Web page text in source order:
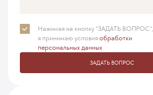
Нажимая на кнопку "ЗАДАТЬ ВОПРОС",
я принимаюусловияобработки
персональных данных
ЗАДАТЬ ВОПРОС